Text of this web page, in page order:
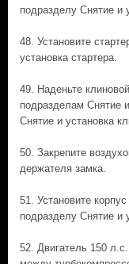
подразделу Снятие и
48. Установите
установка стартера.
49. Наденьте
подразделам Снятие
Снятие и установка
50. Закрепите
держателя замка.
51. Установите
подразделу Снятие и
52. Двигатель 150